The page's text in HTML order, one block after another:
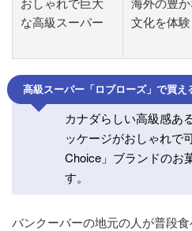
な高級スーパー
文化を体験
高級スーパー「ロブローズ」で買え
カナダらしい高級感あ
ッケージがおしゃれで
Choice」ブランドのお
す。
バンクーバーの地元の人が普段